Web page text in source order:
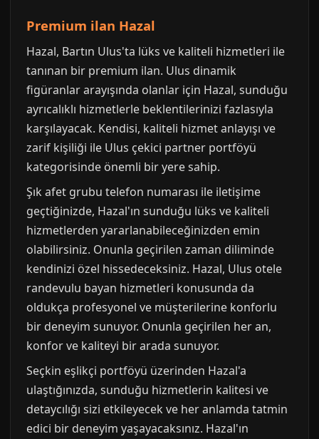
Premium ilan Hazal
Hazal, Bartın Ulus'ta lüks ve kaliteli hizmetleri ile
tanınan bir premium ilan. Ulus dinamik
figüranlar arayışında olanlar için Hazal, sunduğu
ayrıcalıklı hizmetlerle beklentilerinizi fazlasıyla
karşılayacak. Kendisi, kaliteli hizmet anlayışı ve
zarif kişiliği ile Ulus çekici partner portföyü
kategorisinde önemli bir yere sahip.
Şık afet grubu telefon numarası ile iletişime
geçtiğinizde, Hazal'ın sunduğu lüks ve kaliteli
hizmetlerden yararlanabileceğinizden emin
olabilirsiniz. Onunla geçirilen zaman diliminde
kendinizi özel hissedeceksiniz. Hazal, Ulus otele
randevulu bayan hizmetleri konusunda da
oldukça profesyonel ve müşterilerine konforlu
bir deneyim sunuyor. Onunla geçirilen her an,
konfor ve kaliteyi bir arada sunuyor.
Seçkin eşlikçi portföyü üzerinden Hazal'a
ulaştığınızda, sunduğu hizmetlerin kalitesi ve
detaycılığı sizi etkileyecek ve her anlamda tatmin
edici bir deneyim yaşayacaksınız. Hazal'ın